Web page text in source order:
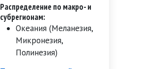
Распределение по макро- и
субрегионам:
Океания (Меланезия,
Микронезия,
Полинезия)